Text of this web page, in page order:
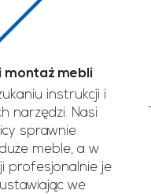
montaż mebli
instrukcji i
narzędzi. Nasi
sprawnie
meble, a w
profesjonalnie je
we